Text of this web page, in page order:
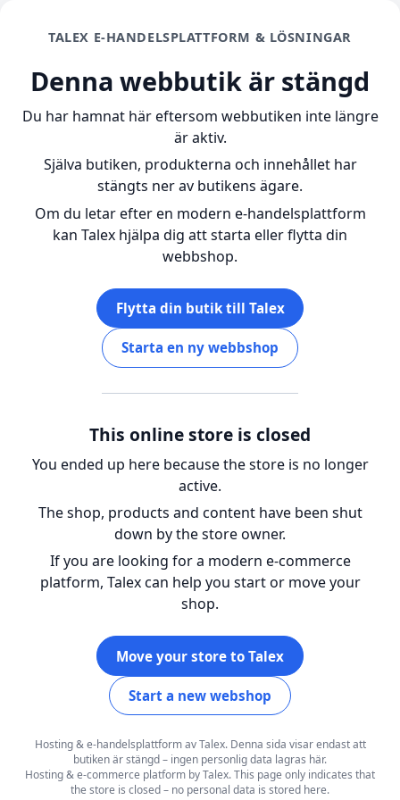
TALEX E-HANDELSPLATTFORM & LÖSNINGAR
Denna webbutik är stängd
Du har hamnat här eftersom webbutiken inte längre
är aktiv.
Själva butiken, produkterna och innehållet har
stängts ner av butikens ägare.
Om du letar efter en modern e-handelsplattform
kan Talex hjälpa dig att starta eller flytta din
webbshop.
Flytta din butik till Talex
Starta en ny webbshop
This online store is closed
You ended up here because the store is no longer
active.
The shop, products and content have been shut
down by the store owner.
If you are looking for a modern e-commerce
platform, Talex can help you start or move your
shop.
Move your store to Talex
Start a new webshop
Hosting & e-handelsplattform av Talex. Denna sida visar endast att
butiken är stängd – ingen personlig data lagras här.
Hosting & e-commerce platform by Talex. This page only indicates that
the store is closed – no personal data is stored here.